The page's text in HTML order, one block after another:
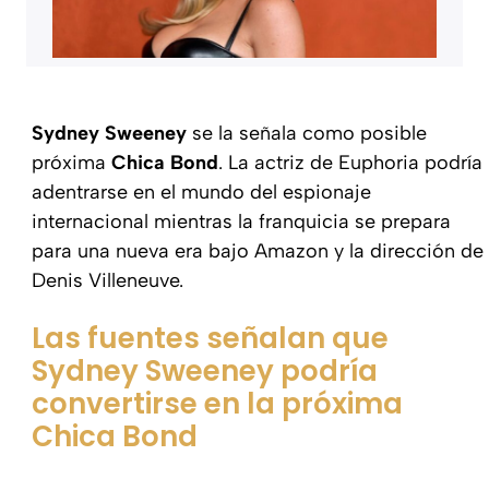
Sydney Sweeney se la señala como posible
próxima Chica Bond. La actriz de Euphoria podría
adentrarse en el mundo del espionaje
internacional mientras la franquicia se prepara
para una nueva era bajo Amazon y la dirección de
Denis Villeneuve.
Las fuentes señalan que
Sydney Sweeney podría
convertirse en la próxima
Chica Bond